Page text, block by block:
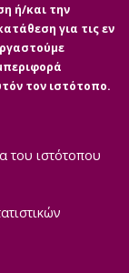
ή/και την
για τις εν
τον ιστότοπο.
του ιστότοπου